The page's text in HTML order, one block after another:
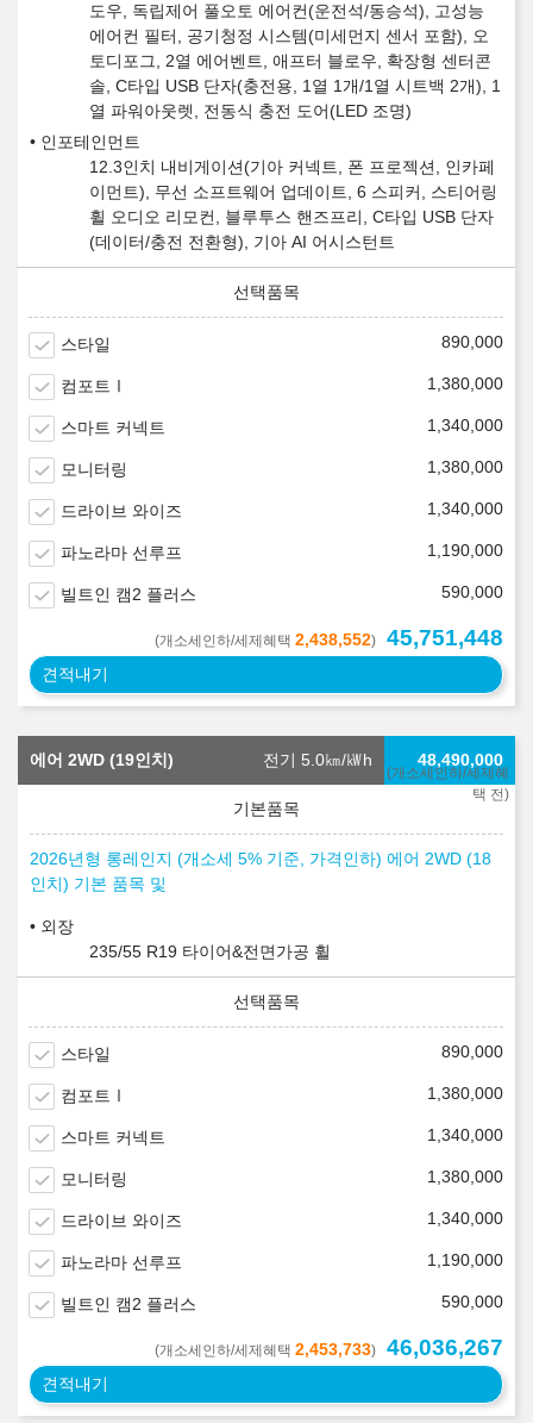
도우, 독립제어 풀오토 에어컨(운전석/동승석), 고성능
에어컨 필터, 공기청정 시스템(미세먼지 센서 포함), 오
토디포그, 2열 에어벤트, 애프터 블로우, 확장형 센터콘
솔, C타입 USB 단자(충전용, 1열 1개/1열 시트백 2개), 1
열 파워아웃렛, 전동식 충전 도어(LED 조명)
인포테인먼트
12.3인치 내비게이션(기아 커넥트, 폰 프로젝션, 인카페
이먼트), 무선 소프트웨어 업데이트, 6 스피커, 스티어링
휠 오디오 리모컨, 블루투스 핸즈프리, C타입 USB 단자
(데이터/충전 전환형), 기아 AI 어시스턴트
스타일 890,000
컴포트Ⅰ 1,380,000
스마트 커넥트 1,340,000
모니터링 1,380,000
드라이브 와이즈 1,340,000
파노라마 선루프 1,190,000
빌트인 캠2 플러스 590,000
(개소세인하/세제혜택 2,438,552) 45,751,448
견적내기
에어 2WD (19인치) 전기 5.0㎞/㎾h
(개소세인하/세제혜
택 전)
48,490,000
2026년형 롱레인지 (개소세 5% 기준, 가격인하) 에어 2WD (18
인치) 기본 품목 및
외장
235/55 R19 타이어&전면가공 휠
스타일 890,000
컴포트Ⅰ 1,380,000
스마트 커넥트 1,340,000
모니터링 1,380,000
드라이브 와이즈 1,340,000
파노라마 선루프 1,190,000
빌트인 캠2 플러스 590,000
(개소세인하/세제혜택 2,453,733) 46,036,267
견적내기